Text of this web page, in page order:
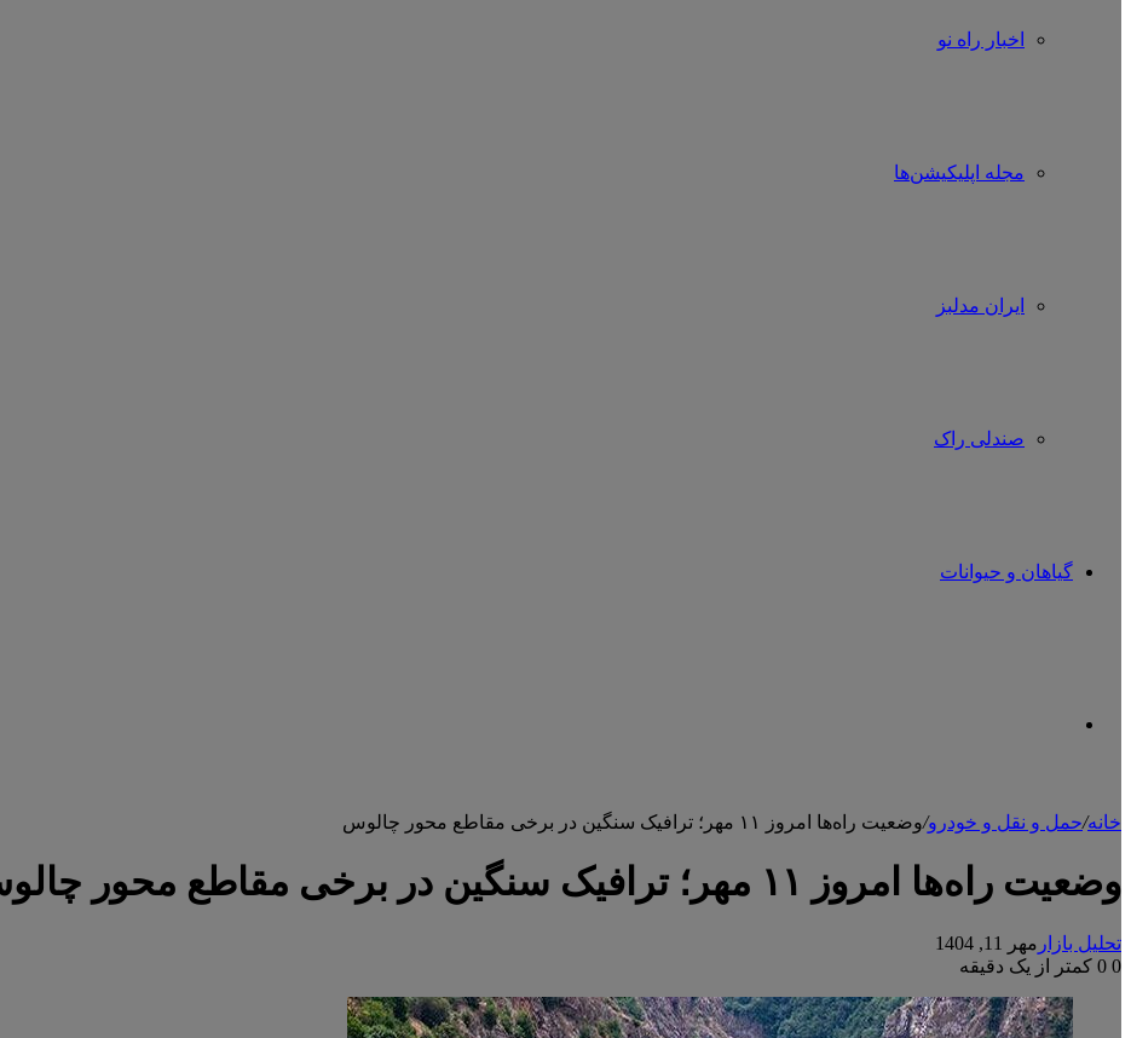
اخبار راه نو
مجله اپلیکیشن‌ها
ایران مدلبز
صندلی راک
گیاهان و حیوانات
خانه/حمل و نقل و خودرو/وضعیت راه‌ها امروز ۱۱ مهر؛ ترافیک سنگین در برخی مقاطع محور چالوس
وضعیت راه‌ها امروز ۱۱ مهر؛ ترافیک سنگین در برخی مقاطع محور چالوس
تحلیل بازار مهر 11, 1404
0
کمتر از یک دقیقه